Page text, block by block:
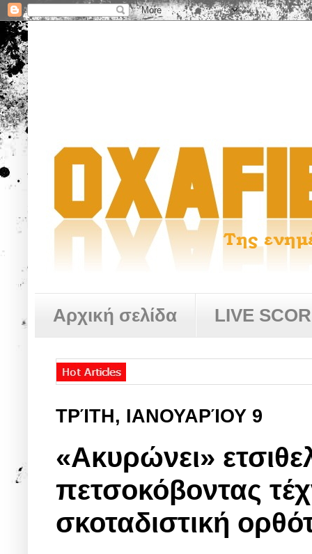
Αρχική σελίδα LIVE
ΤΡΊΤΗ, ΙΑΝΟΥΑΡΊΟΥ 9
«Ακυρώνει»
πετσοκόβοντας
σκοταδιστική